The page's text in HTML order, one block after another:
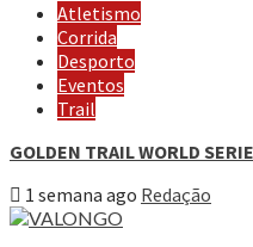
Atletismo
Corrida
Desporto
Eventos
Trail
GOLDEN TRAIL WORLD
1 semana ago Redação